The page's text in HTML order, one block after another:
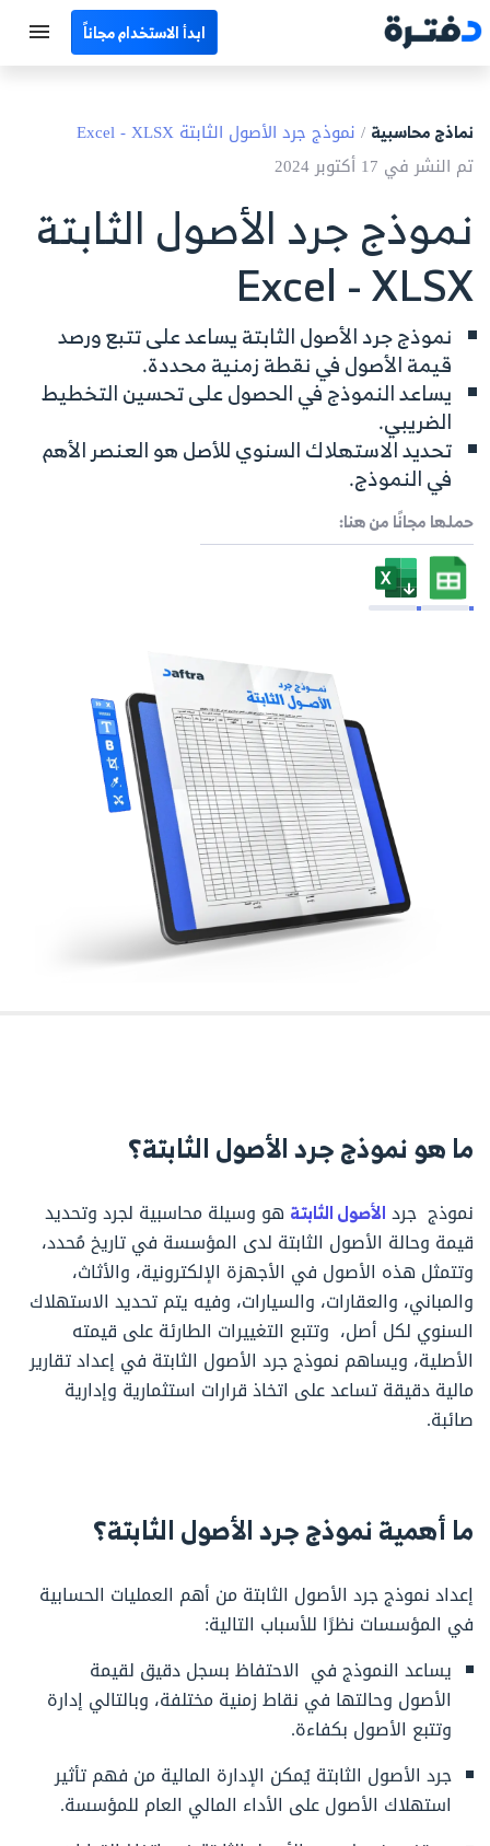
ابدأ الاستخدام مجاناً
جميع الأقسام
حاسبات
مصطلحات محاسبية
البرامج
EN
نماذج محاسبية / نموذج جرد الأصول الثابتة Excel - XLSX
تم النشر في 17 أكتوبر 2024
نموذج جرد الأصول الثابتة
Excel - XLSX
نموذج جرد الأصول الثابتة يساعد على تتبع ورصد
قيمة الأصول في نقطة زمنية محددة.
يساعد النموذج في الحصول على تحسين التخطيط
الضريبي.
تحديد الاستهلاك السنوي للأصل هو العنصر الأهم
في النموذج.
حملها مجانًا من هنا:
ما هو نموذج جرد الأصول الثابتة؟
نموذج جرد الأصول الثابتة هو وسيلة محاسبية لجرد وتحديد
قيمة وحالة الأصول الثابتة لدى المؤسسة في تاريخ مُحدد،
وتتمثل هذه الأصول في الأجهزة الإلكترونية، والأثاث،
والمباني، والعقارات، والسيارات، وفيه يتم تحديد الاستهلاك
السنوي لكل أصل، وتتبع التغييرات الطارئة على قيمته
الأصلية، ويساهم نموذج جرد الأصول الثابتة في إعداد تقارير
مالية دقيقة تساعد على اتخاذ قرارات استثمارية وإدارية
صائبة.
ما أهمية نموذج جرد الأصول الثابتة؟
إعداد نموذج جرد الأصول الثابتة من أهم العمليات الحسابية
في المؤسسات نظرًا للأسباب التالية:
يساعد النموذج في الاحتفاظ بسجل دقيق لقيمة
الأصول وحالتها في نقاط زمنية مختلفة، وبالتالي إدارة
وتتبع الأصول بكفاءة.
جرد الأصول الثابتة يُمكن الإدارة المالية من فهم تأثير
استهلاك الأصول على الأداء المالي العام للمؤسسة.